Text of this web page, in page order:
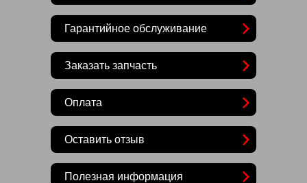
Гарантийное обслуживание
Заказать запчасть
Оплата
Оставить отзыв
Полезная информация